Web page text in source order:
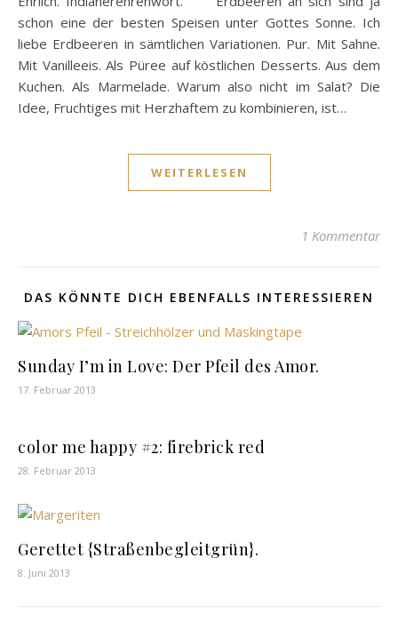
schon eine der besten Speisen unter Gottes Sonne. Ich
liebe Erdbeeren in sämtlichen Variationen. Pur. Mit Sahne.
Mit Vanilleeis. Als Püree auf köstlichen Desserts. Aus dem
Kuchen. Als Marmelade. Warum also nicht im Salat? Die
Idee, Fruchtiges mit Herzhaftem zu kombinieren, ist…
WEITERLESEN
1 Kommentar
DAS KÖNNTE DICH EBENFALLS INTERESSIEREN
Sunday I’m in Love: Der Pfeil des Amor.
17. Februar 2013
color me happy #2: firebrick red
28. Februar 2013
Gerettet {Straßenbegleitgrün}.
8. Juni 2013